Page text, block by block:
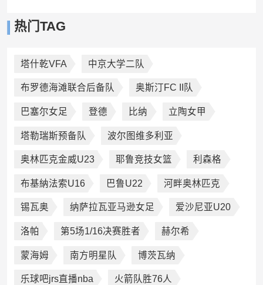
热门TAG
塔什乾VFA 中京大学二队
布罗德海滩联合后备队 奥斯汀FC II队
巴塞尔女足 登德 比纳 立陶女甲
塔勒瑞斯预备队 波尔图维多利亚
奥林匹克金威U23 耶鲁竞技女篮 利森格
布基納法索U16 巴鲁U22 河畔奥林匹克
锡瓦奥 纳萨拉瓦亚马逊女足 爱沙尼亚U20
洛帕 第5场1/16决赛胜者 赫尔希
蒙海姆 南方明星队 博茨瓦纳
乐球吧jrs直播nba 火箭队胜76人